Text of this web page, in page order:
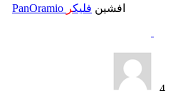
افشین فلیکر